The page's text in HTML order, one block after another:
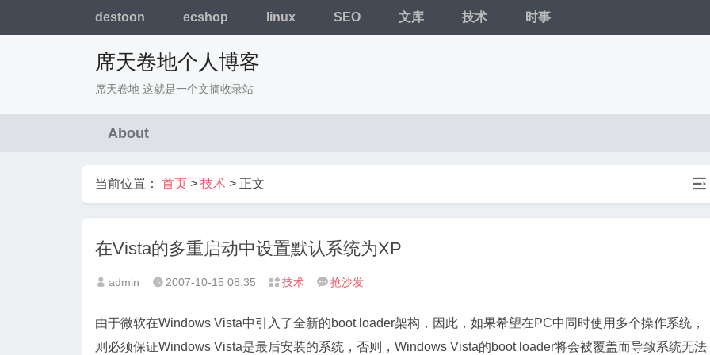
destoon ecshop linux SEO 文库 技术 时事
席天卷地个人博客
席天卷地 这就是一个文摘收录站
About

当前位置： 首页 > 技术 > 正文
在Vista的多重启动中设置默认系统为XP
 admin  2007-10-15 08:35  技术  抢沙发
由于微软在Windows Vista中引入了全新的boot loader架构，因此，如果希望在PC中同时使用多个操作系统，
则必须保证Windows Vista是最后安装的系统，否则，Windows Vista的boot loader将会被覆盖而导致系统无法